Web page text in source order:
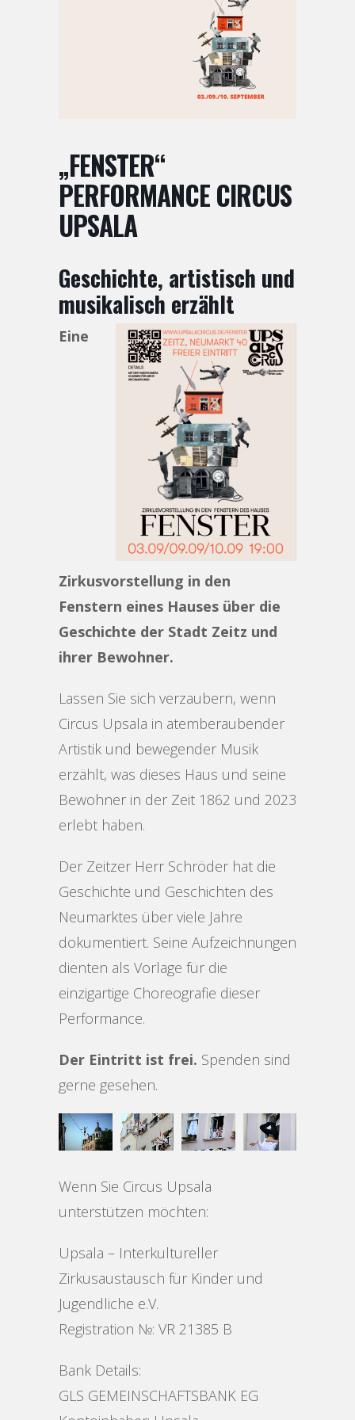
„FENSTER“
PERFORMANCE CIRCUS
UPSALA
Geschichte, artistisch und
musikalisch erzählt
Eine
Zirkusvorstellung in den
Fenstern eines Hauses über die
Geschichte der Stadt Zeitz und
ihrer Bewohner.
Lassen Sie sich verzaubern, wenn
Circus Upsala in atemberaubender
Artistik und bewegender Musik
erzählt, was dieses Haus und seine
Bewohner in der Zeit 1862 und 2023
erlebt haben.
Der Zeitzer Herr Schröder hat die
Geschichte und Geschichten des
Neumarktes über viele Jahre
dokumentiert. Seine Aufzeichnungen
dienten als Vorlage für die
einzigartige Choreografie dieser
Performance.
Der Eintritt ist frei. Spenden sind
gerne gesehen.
Wenn Sie Circus Upsala
unterstützen möchten:
Upsala – Interkultureller
Zirkusaustausch für Kinder und
Jugendliche e.V.
Registration №: VR 21385 B
Bank Details:
GLS GEMEINSCHAFTSBANK EG